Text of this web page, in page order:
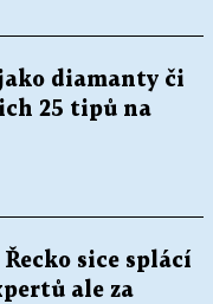
diamanty či
25 tipů na
sice splácí
ale za